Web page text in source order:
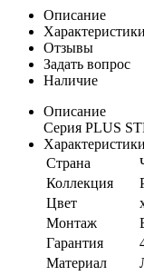
Описание
Характеристики
Отзывы
Задать вопрос
Наличие
Описание
Серия PLUS
Характеристики
Страна
Коллекция
Цвет
Монтаж
Гарантия
Материал